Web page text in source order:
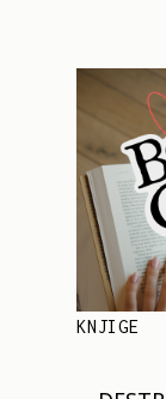
KNJIGE